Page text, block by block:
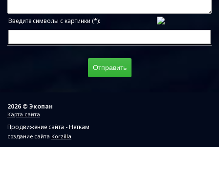
Введите символы с картинки (*):
2026 © Экопан
Карта сайта
Продвижение сайта - Неткам
создание сайта Korzilla